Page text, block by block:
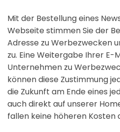
Mit der Bestellung eines
Webseite stimmen Sie der
Adresse zu Werbezwecken
zu. Eine Weitergabe Ihrer
Unternehmen zu
können diese Zustimmung
die Zukunft am Ende eines
auch direkt auf unserer
fallen keine höheren Kosten